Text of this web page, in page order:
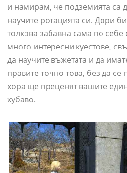
и намирам, че подземията са
научите ротацията си. Дори
толкова забавна сама по
много интересни куестове,
да научите въжетата и да
правите точно това, без да се
хора ще преценят вашите
хубаво.